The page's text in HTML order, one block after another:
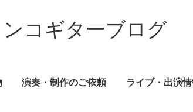
コギターブログ
演奏・制作のご依頼 ライブ・出演